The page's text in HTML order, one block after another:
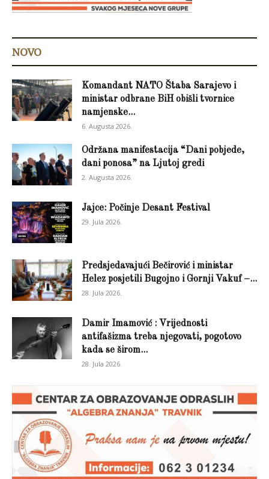
NOVO
Komandant NATO Štaba Sarajevo i
ministar odbrane BiH obišli tvornice
namjenske...
6. Augusta 2026.
Održana manifestacija “Dani pobjede,
dani ponosa” na Ljutoj gredi
2. Augusta 2026.
Jajce: Počinje Desant Festival
29. Jula 2026.
Predsjedavajući Bečirović i ministar
Helez posjetili Bugojno i Gornji Vakuf –...
28. Jula 2026.
Damir Imamović : Vrijednosti
antifašizma treba njegovati, pogotovo
kada se širom...
28. Jula 2026.